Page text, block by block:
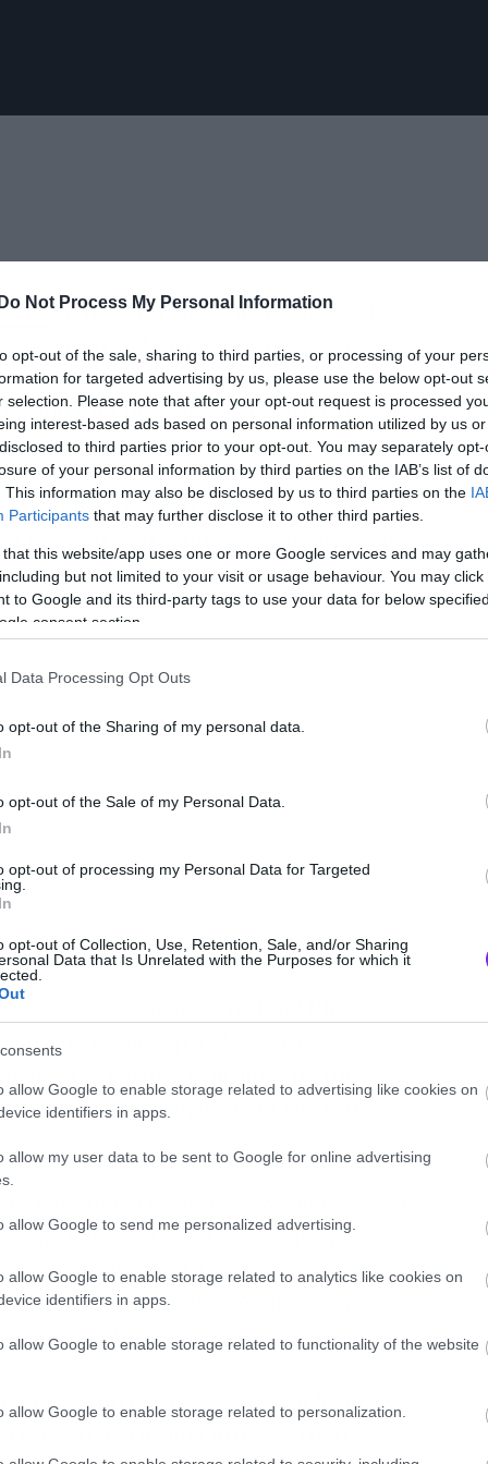
Do Not Process My Personal Information
opt-out of the sale, sharing to third parties, or processing of your
for targeted advertising by us, please use the below opt-out
selection. Please note that after your opt-out request is processed
interest-based ads based on personal information utilized by us
to third parties prior to your opt-out. You may separately
of your personal information by third parties on the IAB’s list of
This information may also be disclosed by us to third parties on the
Participants that may further disclose it to other third parties.
that this website/app uses one or more Google services and may
but not limited to your visit or usage behaviour. You may
to Google and its third-party tags to use your data for below
consent section.
Data Processing Opt Outs
opt-out of the Sharing of my personal data.
opt-out of the Sale of my Personal Data.
opt-out of processing my Personal Data for Targeted
opt-out of Collection, Use, Retention, Sale, and/or Sharing
Data that Is Unrelated with the Purposes for which it
allow Google to enable storage related to advertising like cookies on
identifiers in apps.
allow my user data to be sent to Google for online advertising
allow Google to send me personalized advertising.
allow Google to enable storage related to analytics like cookies on
identifiers in apps.
allow Google to enable storage related to functionality of the website
allow Google to enable storage related to personalization.
θα ήταν η ταινία της χρονιάς και ο
ή και να ξεπεράσει τα έσοδα της
σχεδόν μία εβδομάδα μετά
μία από τις μεγαλύτερες αποτυχίες
τριήμερο δεν έφτασαν καν τα 40
των 450 εκατομμυρίων δολαρίων που
τα έξοδα, μοιάζει πλέον με μακρινό
Bros στον σκηνοθέτη Todd Philips
ανάγνωση ήταν λογικό, με
μεγάλη επιτυχία της πρώτης ταινίας
του Hangover για την ίδια
και Peter Safran από την πρεμιέρα
από τους μεγαλύτερους χαρακτήρες
δυναμική που διαδραματίστηκε
Warner Bros.
σχέση με την DC κατά τη διάρκεια
ένας ατζέντης που ήταν κοντά στον